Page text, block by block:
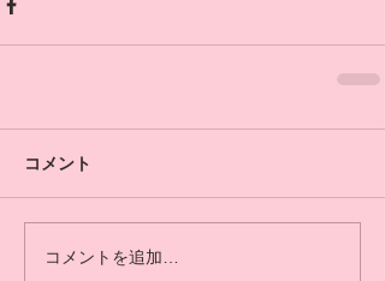
コメント
コメントを追加…